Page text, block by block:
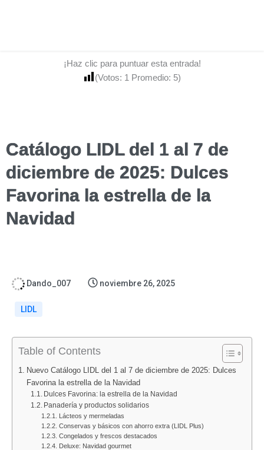
¡Haz clic para puntuar esta entrada!
(Votos: 1 Promedio: 5)
Catálogo LIDL del 1 al 7 de
diciembre de 2025: Dulces
Favorina la estrella de la
Navidad
Dando_007 noviembre 26, 2025
LIDL
Table of Contents
Nuevo Catálogo LIDL del 1 al 7 de diciembre de 2025: Dulces
Favorina la estrella de la Navidad
Dulces Favorina: la estrella de la Navidad
Panadería y productos solidarios
Lácteos y mermeladas
Conservas y básicos con ahorro extra (LIDL Plus)
Congelados y frescos destacados
Deluxe: Navidad gourmet